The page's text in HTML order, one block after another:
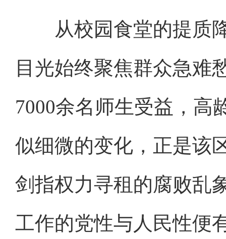
从校园食堂的提质降
目光始终聚焦群众急难
7000余名师生受益，高
似细微的变化，正是该
剑指权力寻租的腐败乱
工作的党性与人民性便